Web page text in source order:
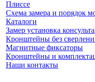
Плиссе
Схема замера и порядок
Каталоги
Замер установка
Кронштейны без
Магнитные фиксаторы
Кронштейны и
Наши контакты